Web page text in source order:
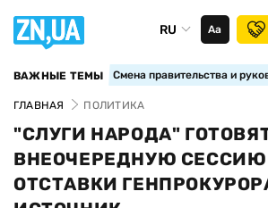
RU Аа
ВАЖНЫЕ ТЕМЫ Смена правительства и
ГЛАВНАЯ ПОЛИТИКА
"СЛУГИ НАРОДА"
ВНЕОЧЕРЕДНУЮ
ОТСТАВКИ